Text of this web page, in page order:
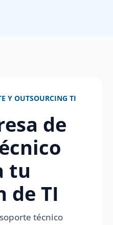
Y OUTSOURCING TI
de
tu
de TI
técnico